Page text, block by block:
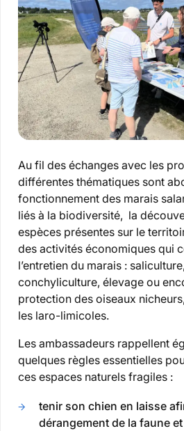
Au fil des échanges avec les
différentes thématiques sont
fonctionnement des marais
liés à la biodiversité, la
espèces présentes sur le
des activités économiques qui
l’entretien du marais : saliculture,
conchyliculture, élevage ou
protection des oiseaux
les laro-limicoles.
Les ambassadeurs rappellent
quelques règles essentielles
ces espaces naturels fragiles :
tenir son chien en laisse
dérangement de la faune